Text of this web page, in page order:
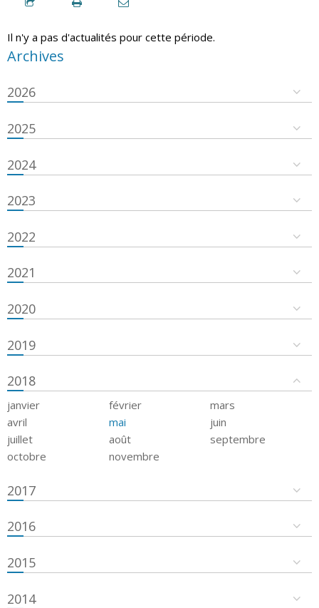
Il n'y a pas d'actualités pour cette période.
Archives
2026
2025
2024
2023
2022
2021
2020
2019
2018
janvier février
mars
avril
mai
juin
juillet
août
septembre
octobre
novembre
2017
2016
2015
2014